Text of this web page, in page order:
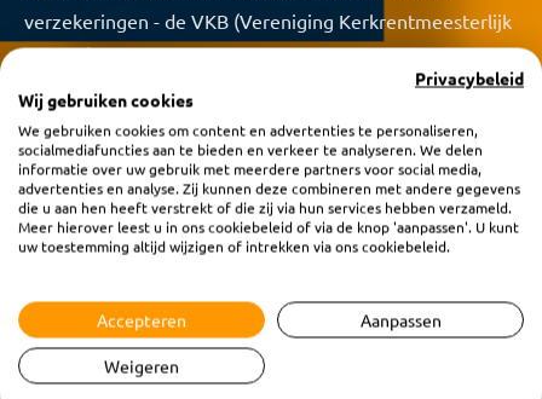
verzekeringen - de VKB (Vereniging Kerkrentmeesterlijk
Beheer) - Re-Kerk en de Reformatorische Omroep
De toekomst van je kerkgebouw
De toekomst van je kerkgebouw
donderdag 7 mei 2026
Privacybeleid
Wij gebruiken cookies
We gebruiken cookies om content en advertenties te personaliseren,
socialmediafuncties aan te bieden en verkeer te analyseren. We delen
informatie over uw gebruik met meerdere partners voor social media,
advertenties en analyse. Zij kunnen deze combineren met andere gegevens
die u aan hen heeft verstrekt of die zij via hun services hebben verzameld.
Meer hierover leest u in ons cookiebeleid of via de knop 'aanpassen'. U kunt
uw toestemming altijd wijzigen of intrekken via ons cookiebeleid.
Accepteren Aanpassen
Weigeren